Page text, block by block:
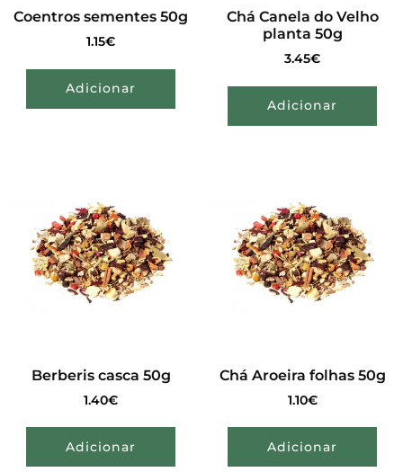
Coentros sementes 50g
1.15€
Adicionar
Chá Canela do Velho
planta 50g
3.45€
Adicionar
Berberis casca 50g
1.40€
Adicionar
Chá Aroeira folhas 50g
1.10€
Adicionar